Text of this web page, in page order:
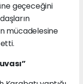
geçeceğini
mücadelesine